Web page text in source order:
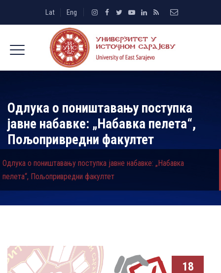
Lat Eng
Одлука о поништавању поступка
јавне набавке: „Набавка пелета“,
Пољопривредни факултет
Одлука о поништавању поступка јавне набавке: „Набавка
пелета“, Пољопривредни факултет
18